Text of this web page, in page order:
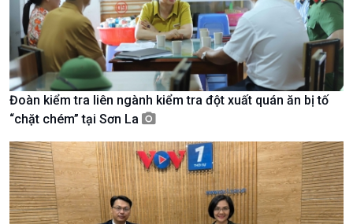
Thời sự 21h30
Bản tin
Chuyên mục
Theo dòng Thời sự
Đoàn kiểm tra liên ngành kiểm tra đột xuất quán ăn bị tố
“chặt chém” tại Sơn La